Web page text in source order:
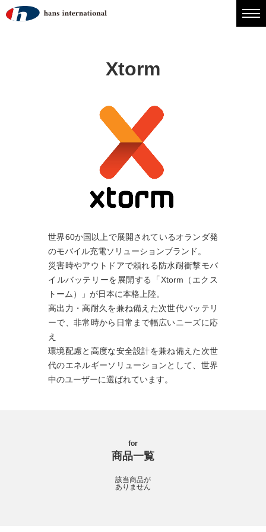
Xtorm
世界60か国以上で展開されているオランダ発
のモバイル充電ソリューションブランド。
災害時やアウトドアで頼れる防水耐衝撃モバ
イルバッテリーを展開する「Xtorm（エクス
トーム）」が日本に本格上陸。
高出力・高耐久を兼ね備えた次世代バッテリ
ーで、非常時から日常まで幅広いニーズに応
え
環境配慮と高度な安全設計を兼ね備えた次世
代のエネルギーソリューションとして、世界
中のユーザーに選ばれています。
for
商品一覧
該当商品が
ありません